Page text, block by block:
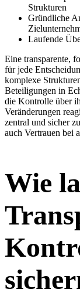
Strukturen
Gründliche
Laufende
Eine transparente,
für jede
komplexe
Beteiligungen in
die Kontrolle über
Veränderungen
zentral und sicher
auch Vertrauen bei
Wie